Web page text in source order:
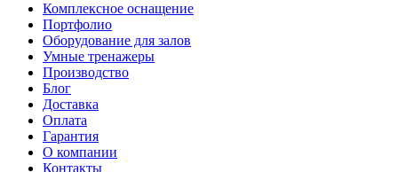
Комплексное оснащение
Портфолио
Оборудование для залов
Умные тренажеры
Производство
Блог
Доставка
Оплата
Гарантия
О компании
Контакты